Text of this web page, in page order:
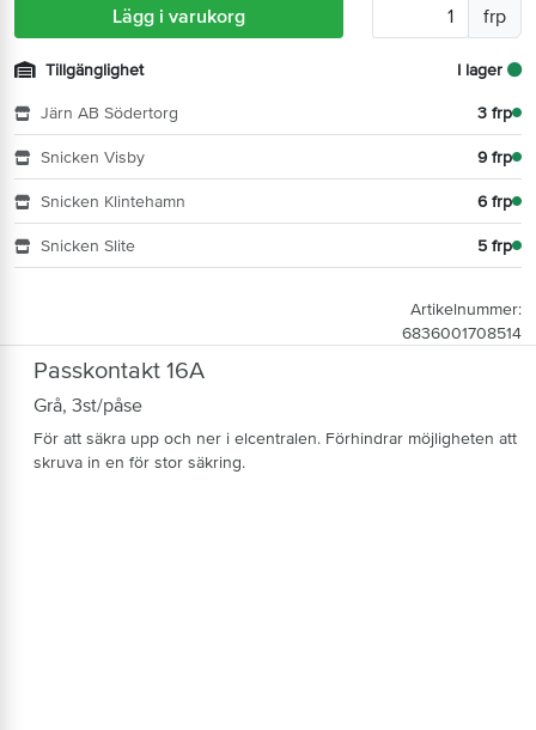
Passkontakt 16A
Grå, 3st/påse
För att säkra upp och ner i elcentralen. Förhindrar möjligheten att
skruva in en för stor säkring.
Lägg i varukorg frp
Tillgänglighet I lager
Järn AB Södertorg 3 frp
Snicken Visby 9 frp
Snicken Klintehamn 6 frp
Snicken Slite 5 frp
Artikelnummer:
6836001708514